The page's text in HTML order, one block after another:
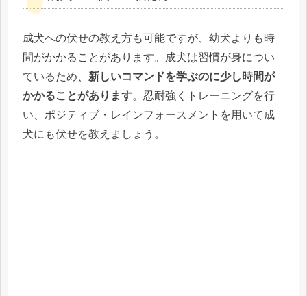
成犬への伏せの教え方も可能ですが、幼犬よりも時
間がかかることがあります。成犬は習慣が身につい
ているため、 新しいコマンドを学ぶのに少し時間が
かかることがあります。忍耐強くトレーニングを行
い、ポジティブ・レインフォースメントを用いて成
犬にも伏せを教えましょう。